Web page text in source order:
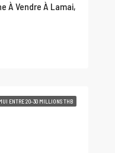
À Vendre À Lamai,
ENTRE 20-30 MILLIONS THB